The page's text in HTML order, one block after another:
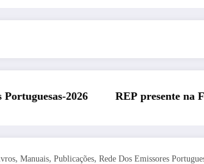
REP presente na Feira Rádio da
, Manuais, Publicações, Rede Dos Emissores